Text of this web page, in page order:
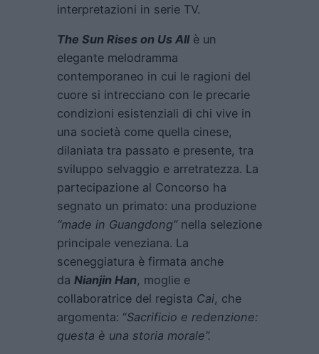
interpretazioni in serie TV.
The Sun Rises on Us Allè un
elegante melodramma
contemporaneo in cui le ragioni del
cuore si intrecciano con le precarie
condizioni esistenziali di chi vive in
una società come quella cinese,
dilaniata tra passato e presente, tra
sviluppo selvaggio e arretratezza. La
partecipazione al Concorso ha
segnato un primato: una produzione
“made in Guangdong” nella selezione
principale veneziana. La
sceneggiatura è firmata anche
da Nianjin Han, moglie e
collaboratrice del regista Cai, che
argomenta: “Sacrificio e redenzione:
questa è una storia morale”.